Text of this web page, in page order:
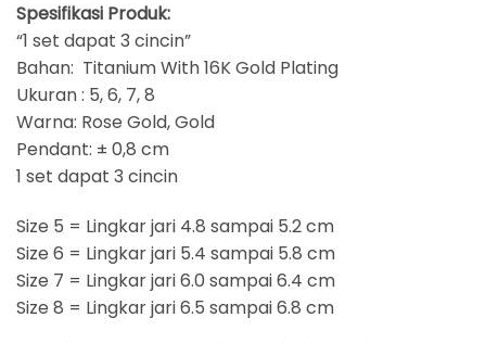
Spesifikasi Produk:
“1 set dapat 3 cincin”
Bahan: Titanium With 16K Gold Plating
Ukuran : 5, 6, 7, 8
Warna: Rose Gold, Gold
Pendant: ± 0,8 cm
1 set dapat 3 cincin
Size 5 = Lingkar jari 4.8 sampai 5.2 cm
Size 6 = Lingkar jari 5.4 sampai 5.8 cm
Size 7 = Lingkar jari 6.0 sampai 6.4 cm
Size 8 = Lingkar jari 6.5 sampai 6.8 cm